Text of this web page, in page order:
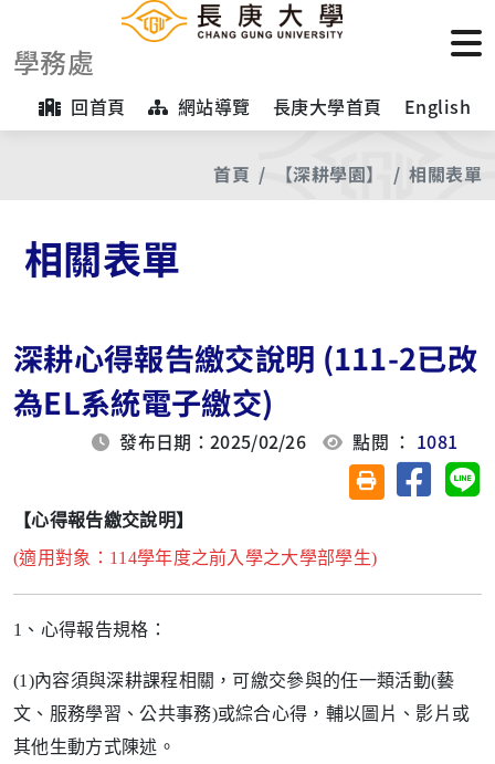
學務處
回首頁 網站導覽 長庚大學首頁 English
首頁 【深耕學園】 相關表單
相關表單
深耕心得報告繳交說明 (111-2已改
為EL系統電子繳交)
發布日期：2025/02/26 點閱 ： 1081
友善列印(另開視
分享至
【心得報告繳交說明】
(適用對象：114學年度之前入學之大學部學生)
1、心得報告規格：
(1)內容須與深耕課程相關，可繳交參與的任一類活動(藝
文、服務學習、公共事務)或綜合心得，輔以圖片、影片或
其他生動方式陳述。